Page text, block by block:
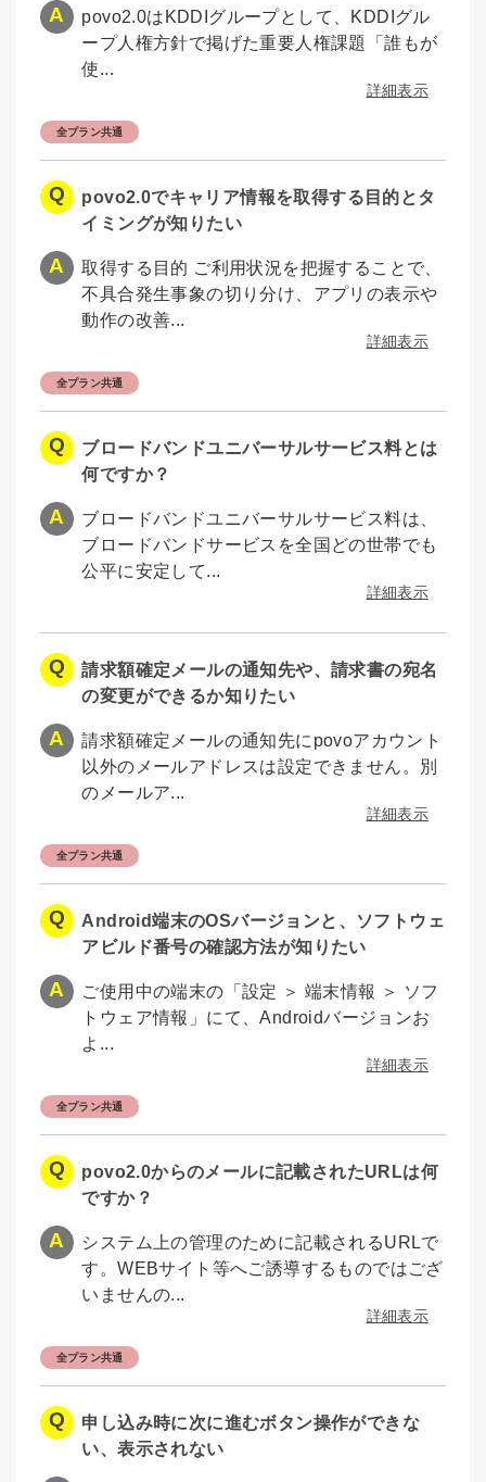
povo2.0はKDDIグループとして、KDDIグル
ープ人権方針で掲げた重要人権課題「誰もが
使...
詳細表示
全プラン共通
povo2.0でキャリア情報を取得する目的とタ
イミングが知りたい
取得する目的 ご利用状況を把握することで、
不具合発生事象の切り分け、アプリの表示や
動作の改善...
詳細表示
全プラン共通
ブロードバンドユニバーサルサービス料とは
何ですか？
ブロードバンドユニバーサルサービス料は、
ブロードバンドサービスを全国どの世帯でも
公平に安定して...
詳細表示
請求額確定メールの通知先や、請求書の宛名
の変更ができるか知りたい
請求額確定メールの通知先にpovoアカウント
以外のメールアドレスは設定できません。別
のメールア...
詳細表示
全プラン共通
Android端末のOSバージョンと、ソフトウェ
アビルド番号の確認方法が知りたい
ご使用中の端末の「設定 ＞ 端末情報 ＞ ソフ
トウェア情報」にて、Androidバージョンお
よ...
詳細表示
全プラン共通
povo2.0からのメールに記載されたURLは何
ですか？
システム上の管理のために記載されるURLで
す。WEBサイト等へご誘導するものではござ
いませんの...
詳細表示
全プラン共通
申し込み時に次に進むボタン操作ができな
い、表示されない